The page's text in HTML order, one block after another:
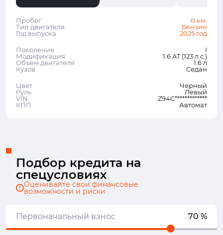
Пробег
0 км.
Тип двигателя
Бензин
Год выпуска
2025 год
Поколение
I
Модификация
1.6 AT (123 л.с.)
Объем двигателя
1.6 л
Кузов
Седан
Цвет
Черный
Руль
Левый
VIN
Z94C*************
КПП
Автомат
Подбор кредита на
спецусловиях
Оценивайте свои финансовые
возможности и риски
Первоначальный взнос 70 %